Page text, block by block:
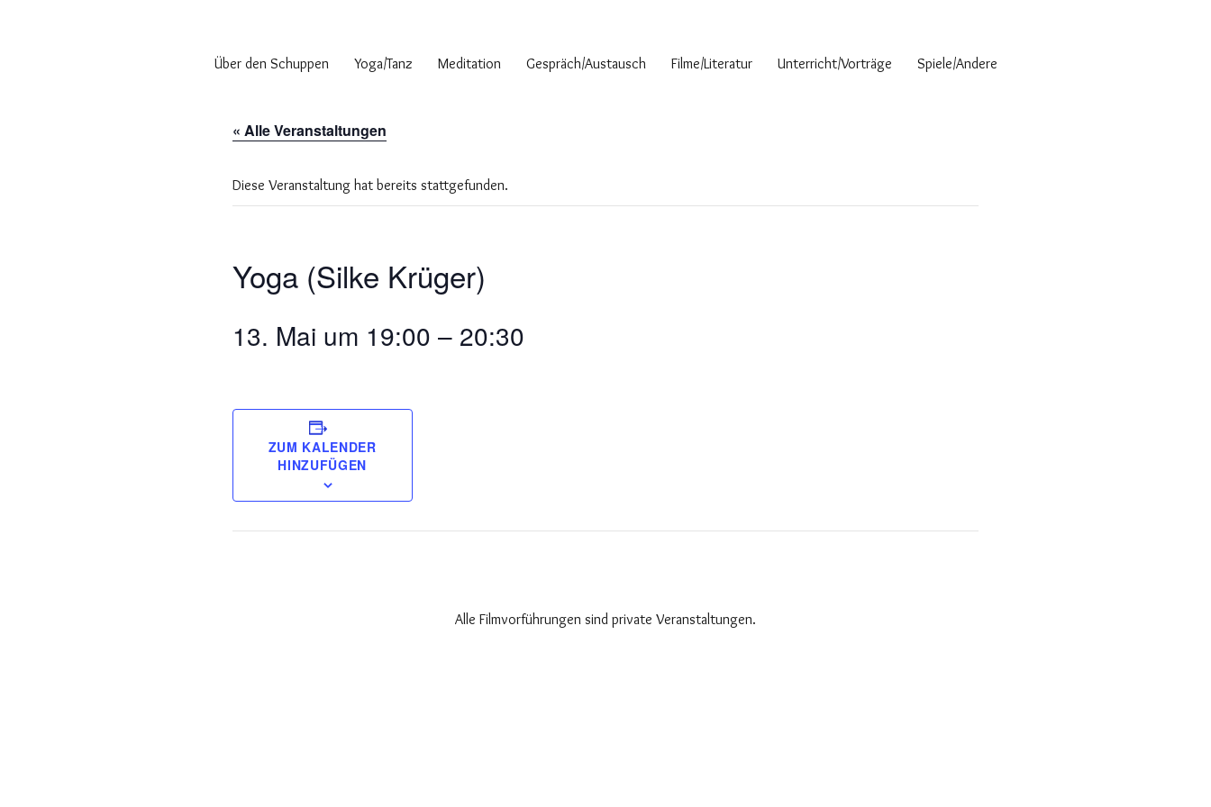
Über den Schuppen Yoga/Tanz Meditation Gespräch/Austausch Filme/Literatur Unterricht/Vorträge Spiele/Andere
« Alle Veranstaltungen
Diese Veranstaltung hat bereits stattgefunden.
Yoga (Silke Krüger)
13. Mai um 19:00 – 20:30
ZUM KALENDER
HINZUFÜGEN
Alle Filmvorführungen sind private Veranstaltungen.